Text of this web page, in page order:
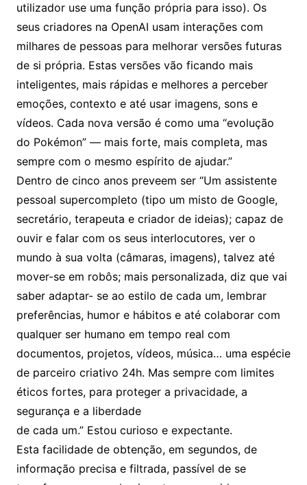
utilizador use uma função própria para isso). Os
seus criadores na OpenAI usam interações com
milhares de pessoas para melhorar versões futuras
de si própria. Estas versões vão ficando mais
inteligentes, mais rápidas e melhores a perceber
emoções, contexto e até usar imagens, sons e
vídeos. Cada nova versão é como uma “evolução
do Pokémon” — mais forte, mais completa, mas
sempre com o mesmo espírito de ajudar.”
Dentro de cinco anos preveem ser “Um assistente
pessoal supercompleto (tipo um misto de Google,
secretário, terapeuta e criador de ideias); capaz de
ouvir e falar com os seus interlocutores, ver o
mundo à sua volta (câmaras, imagens), talvez até
mover-se em robôs; mais personalizada, diz que vai
saber adaptar- se ao estilo de cada um, lembrar
preferências, humor e hábitos e até colaborar com
qualquer ser humano em tempo real com
documentos, projetos, vídeos, música… uma espécie
de parceiro criativo 24h. Mas sempre com limites
éticos fortes, para proteger a privacidade, a
segurança e a liberdade
de cada um.” Estou curioso e expectante.
Esta facilidade de obtenção, em segundos, de
informação precisa e filtrada, passível de se